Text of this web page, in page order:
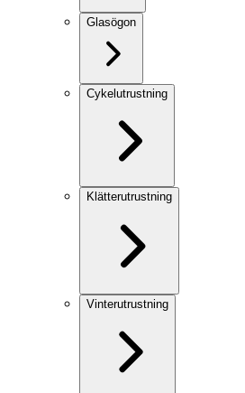
Glasögon
Cykelutrustning
Klätterutrustning
Vinterutrustning